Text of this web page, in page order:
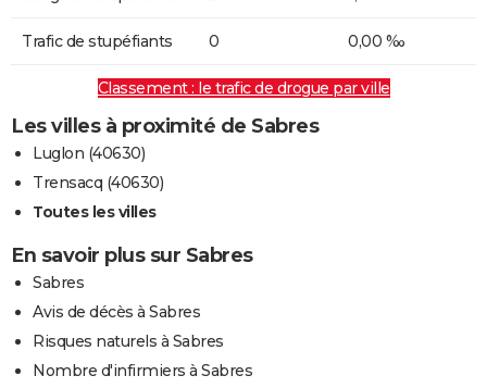
Trafic de stupéfiants 0 0,00 ‰
Classement : le trafic de drogue par ville
Les villes à proximité de Sabres
Luglon (40630)
Trensacq (40630)
Toutes les villes
En savoir plus sur Sabres
Sabres
Avis de décès à Sabres
Risques naturels à Sabres
Nombre d'infirmiers à Sabres